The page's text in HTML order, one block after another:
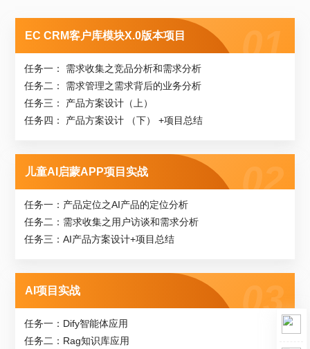
EC CRM客户库模块X.0版本项目
任务一： 需求收集之竞品分析和需求分析
任务二： 需求管理之需求背后的业务分析
任务三： 产品方案设计（上）
儿童AI启蒙APP项目实战
任务一：产品定位之AI产品的定位分析
任务二：需求收集之用户访谈和需求分析
任务三：AI产品方案设计+项目总结
AI项目实战
任务一：Dify智能体应用
任务二：Rag知识库应用